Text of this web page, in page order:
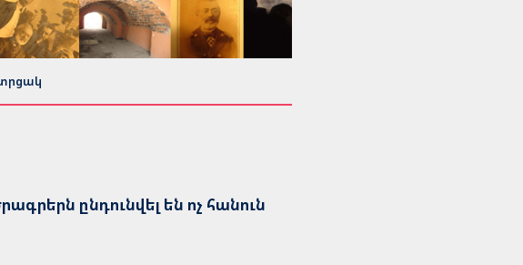
ընդունվել են ոչ հանուն